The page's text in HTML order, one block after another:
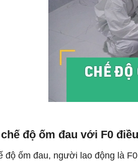
độ ốm đau với F0
ốm đau, người lao động là